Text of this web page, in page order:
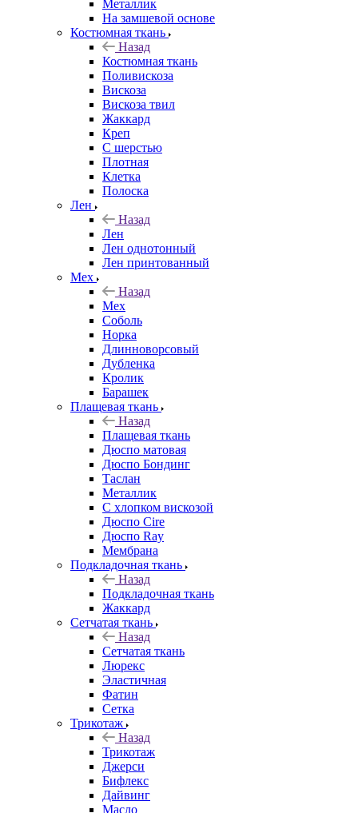
Металлик
На замшевой основе
Костюмная ткань
Назад
Костюмная ткань
Поливискоза
Вискоза
Вискоза твил
Жаккард
Креп
С шерстью
Плотная
Клетка
Полоска
Лен
Назад
Лен
Лен однотонный
Лен принтованный
Мех
Назад
Мех
Соболь
Норка
Длинноворсовый
Дубленка
Кролик
Барашек
Плащевая ткань
Назад
Плащевая ткань
Дюспо матовая
Дюспо Бондинг
Таслан
Металлик
С хлопком вискозой
Дюспо Cire
Дюспо Ray
Мембрана
Подкладочная ткань
Назад
Подкладочная ткань
Жаккард
Сетчатая ткань
Назад
Сетчатая ткань
Люрекс
Эластичная
Фатин
Сетка
Трикотаж
Назад
Трикотаж
Джерси
Бифлекс
Дайвинг
Масло